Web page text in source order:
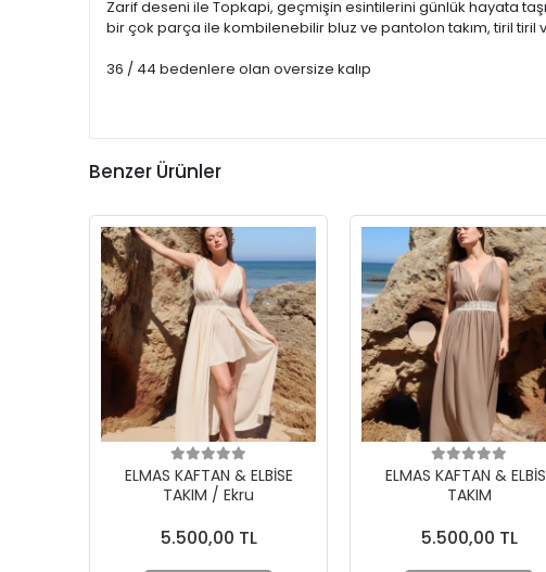
Zarif deseni ile Topkapi, geçmişin esintilerini günlük hayata
bir çok parça ile kombilenebilir bluz ve pantolon takım, tiril tiril
36 / 44 bedenlere olan oversize kalıp
Benzer Ürünler
ELMAS KAFTAN & ELBİSE
TAKIM / Ekru
5.500,00 TL
ELMAS KAFTAN &
TAKIM
5.500,00 TL